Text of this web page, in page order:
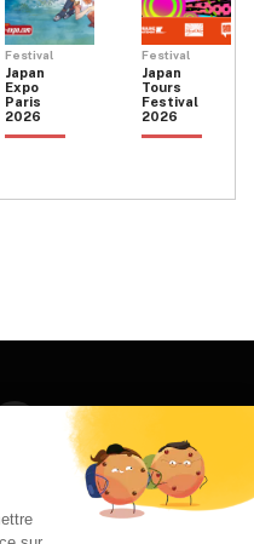
Festival
Japan
Expo
Paris
2026
Festival
Japan
Tours
Festival
2026
Instagram
CONTACT